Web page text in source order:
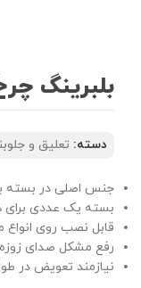
بلبرینگ
دسته: تعلیق و
جنس اصلی در بسته
بسته یک عددی برای
قابل نصب روی
رفع مشکل صدای
نیازمند تعویض در